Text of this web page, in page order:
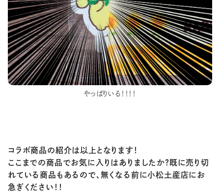
やっぱりいる！！！！
コラボ商品の紹介は以上となります！
ここまでの商品でお気に入りはありましたか？既に売り切
れている商品もあるので、無くなる前に小松土産店にお
急ぎください！！